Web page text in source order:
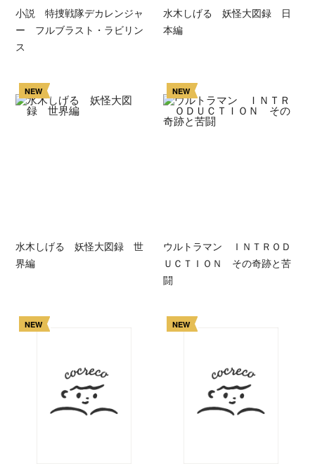
小説 特捜戦隊デカレンジャ
ー フルブラスト・ラビリン
ス
水木しげる 妖怪大図録 日
本編
NEW
水木しげる 妖怪大図録 世
界編
NEW
ウルトラマン ＩＮＴＲＯＤ
ＵＣＴＩＯＮ その奇跡と苦
闘
NEW NEW